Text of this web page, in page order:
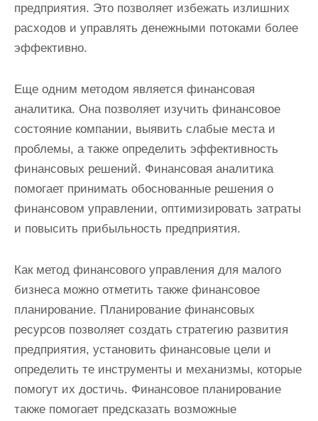
предприятия. Это позволяет избежать излишних
расходов и управлять денежными потоками более
эффективно.
Еще одним методом является финансовая
аналитика. Она позволяет изучить финансовое
состояние компании, выявить слабые места и
проблемы, а также определить эффективность
финансовых решений. Финансовая аналитика
помогает принимать обоснованные решения о
финансовом управлении, оптимизировать затраты
и повысить прибыльность предприятия.
Как метод финансового управления для малого
бизнеса можно отметить также финансовое
планирование. Планирование финансовых
ресурсов позволяет создать стратегию развития
предприятия, установить финансовые цели и
определить те инструменты и механизмы, которые
помогут их достичь. Финансовое планирование
также помогает предсказать возможные